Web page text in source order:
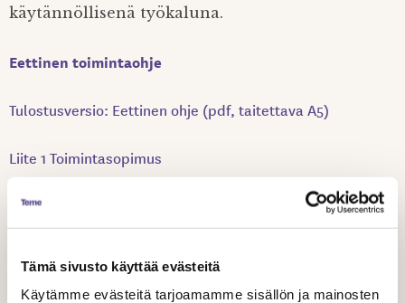
Tämä sivusto käyttää evästeitä
Käytämme evästeitä tarjoamamme sisällön ja mainosten
käytännöllisenä työkaluna.
Eettinen toimintaohje
Tulostusversio: Eettinen ohje (pdf, taitettava A5)
Liite 1 Toimintasopimus
Liite 2 Toimintaohjeet epäasialliseen kohteluun
puuttumiseen
Appendix / Liite 3 Anti-racist Clause